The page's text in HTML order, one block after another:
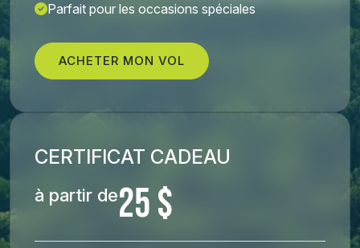
Parfait pour les occasions spéciales
ACHETER MON VOL
CERTIFICAT CADEAU
à partir de25 $